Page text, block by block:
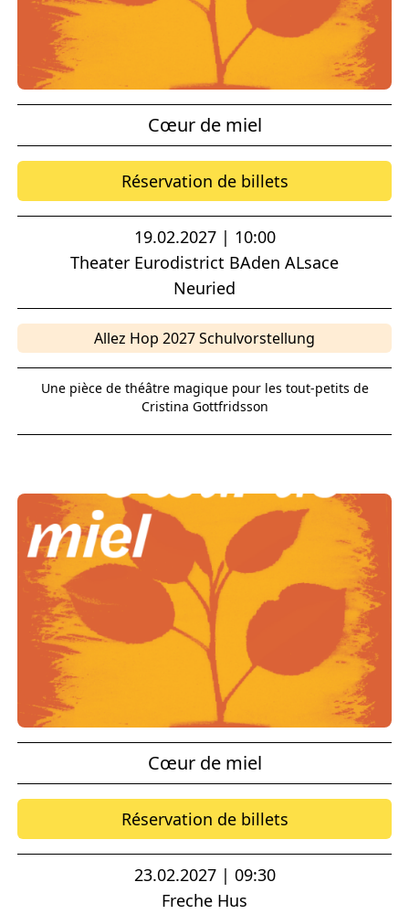
Cœur de miel
Réservation de billets
19.02.2027 | 10:00
Theater Eurodistrict BAden ALsace
Neuried
Allez Hop 2027 Schulvorstellung
Une pièce de théâtre magique pour les tout-petits de
Cristina Gottfridsson
Cœur de miel
Réservation de billets
23.02.2027 | 09:30
Freche Hus